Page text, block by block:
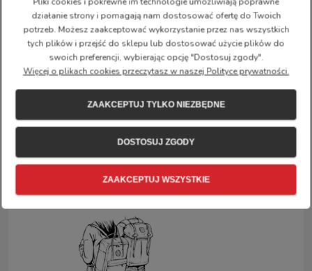
80% wełna,
20% nylon,
Wstawki z G-1000 HeavyDuty Eco S:
Materiał zewnętrzny: Melton / wełna,
zwierzęcego: nie,
Aktywność: codzienne użytkowanie, turystyka,
działanie strony i pomagają nam dostosować ofertę do Twoich
potrzeb. Możesz zaakceptować wykorzystanie przez nas wszystkich
tych plików i przejść do sklepu lub dostosować użycie plików do
swoich preferencji, wybierając opcję "Dostosuj zgody".
Więcej o plikach cookies przeczytasz w naszej Polityce prywatności.
ZAAKCEPTUJ TYLKO NIEZBĘDNE
DOSTOSUJ ZGODY
ZAAKCEPTUJ WSZYSTKIE